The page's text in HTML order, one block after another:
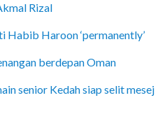
Rizal
Haroon ‘permanently’
berdepan Oman
senior Kedah siap selit mesej